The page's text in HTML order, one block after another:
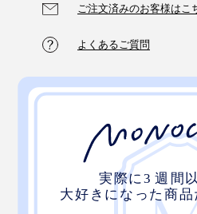
デスクの上に置くだけで、空
れる「スマートフォンスタン
ご注文済みのお客様はこ
よくあるご質問